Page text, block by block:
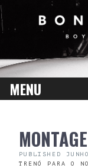
MENU
CONTENTPUBLISHED
TRENÓ PARA O